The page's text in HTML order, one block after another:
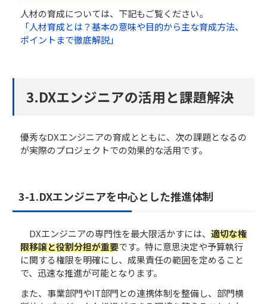
人材の育成については、下記もご覧ください。
「人材育成とは？基本の意味や目的から主な育成方法、
ポイントまで徹底解説」
3.DXエンジニアの活用と課題解決
優秀なDXエンジニアの育成とともに、次の課題となるの
が実際のプロジェクトでの効果的な活用です。
3-1.DXエンジニアを中心とした推進体制
DXエンジニアの専門性を最大限活かすには、 適切な権
限移譲と役割分担が重要です。特に意思決定や予算執行
に関する権限を明確にし、成果責任の範囲を定めること
で、迅速な推進が可能となります。
また、事業部門やIT部門との連携体制を整備し、部門横